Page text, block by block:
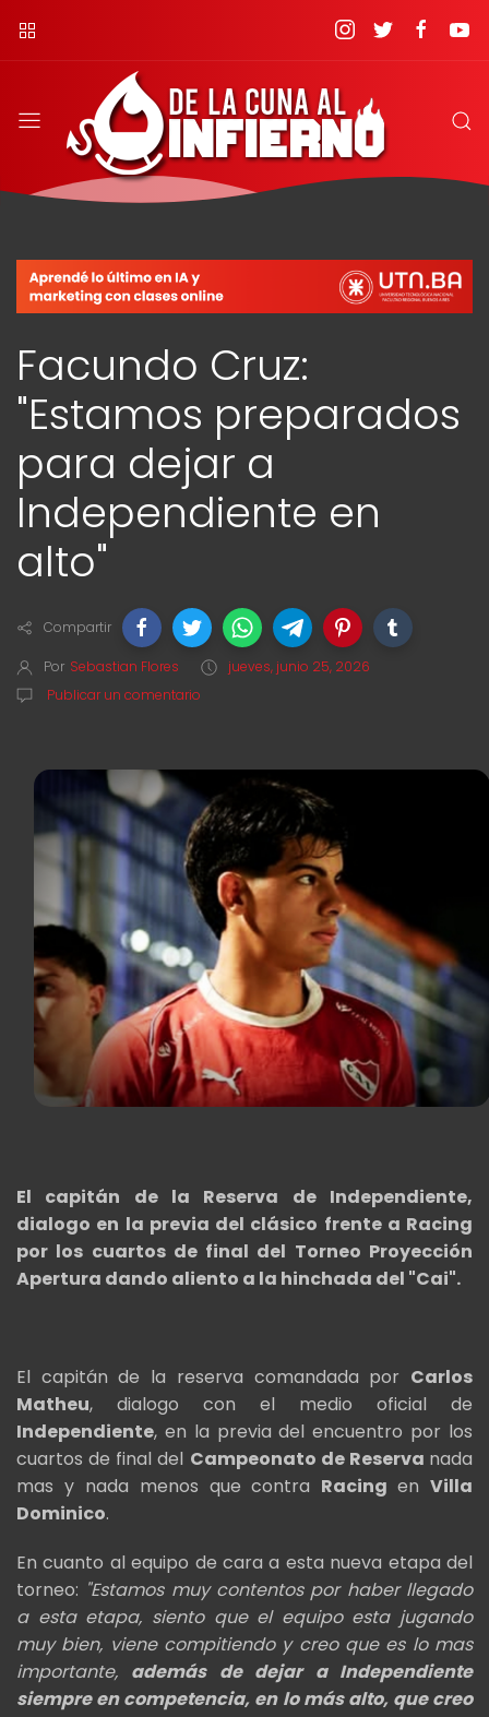
Facundo Cruz:
"Estamos preparados
para dejar a
Independiente en
alto"
Compartir
Por Sebastian Flores
jueves, junio 25, 2026
Publicar un comentario
El capitán de la Reserva de Independiente,
dialogo en la previa del clásico frente a Racing
por los cuartos de final del Torneo Proyección
Apertura dando aliento a la hinchada del "Cai".
El capitán de la reserva comandada por Carlos
Matheu, dialogo con el medio oficial de
Independiente, en la previa del encuentro por los
cuartos de final del Campeonato de Reserva nada
mas y nada menos que contra Racingen Villa
Dominico.
En cuanto al equipo de cara a esta nueva etapa del
torneo: "Estamos muy contentos por haber llegado
a esta etapa, siento que el equipo esta jugando
muy bien, viene compitiendo y creo que es lo mas
importante, además de dejar a Independiente
siempre en competencia, en lo más alto, que creo